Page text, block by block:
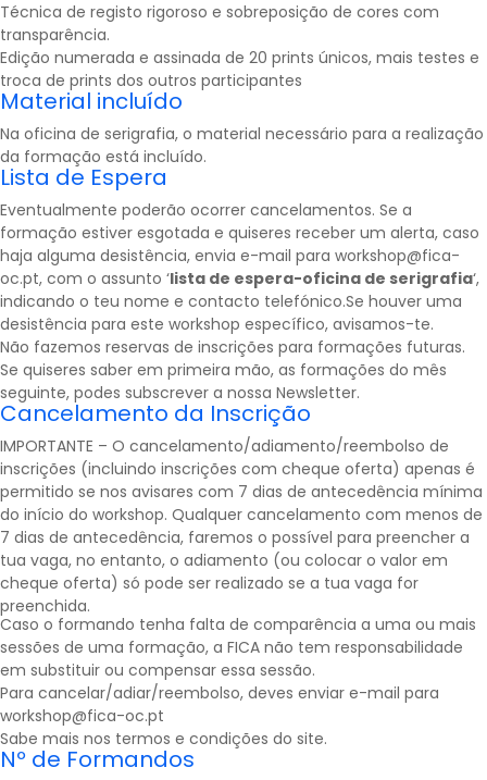
Técnica de registo rigoroso e sobreposição de cores com
transparência.
Edição numerada e assinada de 20 prints únicos, mais testes e
troca de prints dos outros participantes
Material incluído
Na oficina de serigrafia, o material necessário para a realização
da formação está incluído.
Lista de Espera
Eventualmente poderão ocorrer cancelamentos. Se a
formação estiver esgotada e quiseres receber um alerta, caso
haja alguma desistência, envia e-mail para workshop@fica-
oc.pt, com o assunto ‘lista de espera-oficina de serigrafia‘,
indicando o teu nome e contacto telefónico.Se houver uma
desistência para este workshop específico, avisamos-te.
Não fazemos reservas de inscrições para formações futuras.
Se quiseres saber em primeira mão, as formações do mês
seguinte, podes subscrever a nossa Newsletter.
Cancelamento da Inscrição
IMPORTANTE – O cancelamento/adiamento/reembolso de
inscrições (incluindo inscrições com cheque oferta) apenas é
permitido se nos avisares com 7 dias de antecedência mínima
do início do workshop. Qualquer cancelamento com menos de
7 dias de antecedência, faremos o possível para preencher a
tua vaga, no entanto, o adiamento (ou colocar o valor em
cheque oferta) só pode ser realizado se a tua vaga for
preenchida.
Caso o formando tenha falta de comparência a uma ou mais
sessões de uma formação, a FICA não tem responsabilidade
em substituir ou compensar essa sessão.
Para cancelar/adiar/reembolso, deves enviar e-mail para
workshop@fica-oc.pt
Sabe mais nos termos e condições do site.
Nº de Formandos